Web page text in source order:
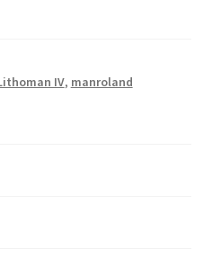
IV, manroland